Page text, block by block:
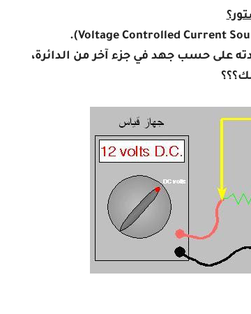
على حسب جهد في جزء آخر من الدائرة،